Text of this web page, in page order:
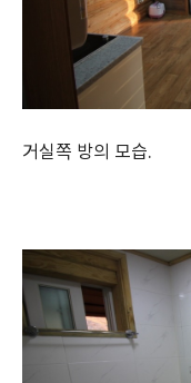
거실쪽 방의 모습.